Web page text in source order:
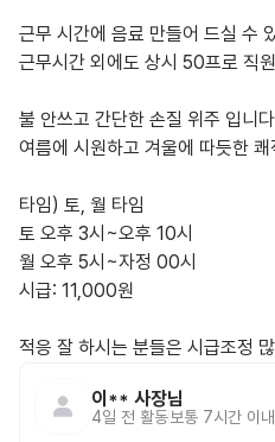
근무 시간에 음료 만들어 드실 수
근무시간 외에도 상시 50프로 직
불 안쓰고 간단한 손질 위주 입니
여름에 시원하고 겨울에 따듯한
타임) 토, 월 타임
토 오후 3시~오후 10시
월 오후 5시~자정 00시
시급: 11,000원
적응 잘 하시는 분들은 시급조정
이** 사장님
4일 전 활동보통 7시간 이